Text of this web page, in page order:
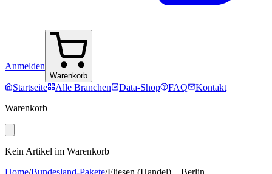
Anmelden
Warenkorb
Startseite Alle Branchen Data-Shop FAQ
Kontakt
Warenkorb
Kein Artikel im Warenkorb
Home/Bundesland-Pakete/Fliesen (Handel) – Berlin